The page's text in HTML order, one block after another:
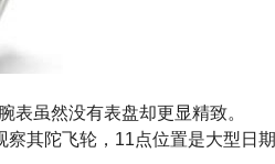
表虽然没有表盘却更显精致。
其陀飞轮，11点位置是大型日期